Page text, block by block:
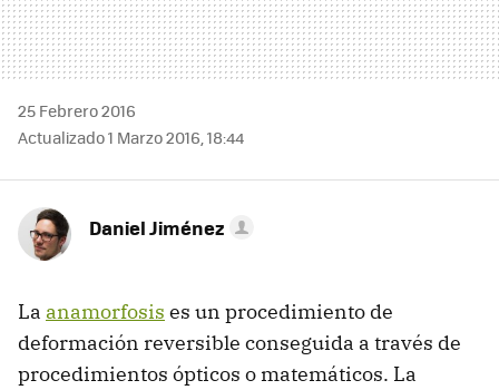
25 Febrero 2016
Actualizado 1 Marzo 2016, 18:44
Daniel Jiménez
La anamorfosis es un procedimiento de
deformación reversible conseguida a través de
procedimientos ópticos o matemáticos. La